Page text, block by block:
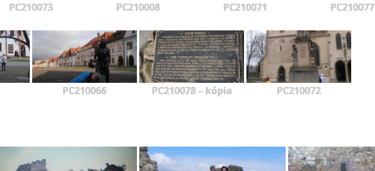
PC210073 PC210008 PC210071 PC210077
PC210066 PC210078 – kópia PC210072